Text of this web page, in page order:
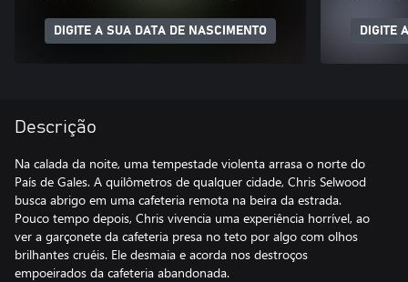
DIGITE A SUA DATA DE NASCIMENTO DIGITE
Descrição
Na calada da noite, uma tempestade violenta arrasa o norte do
País de Gales. A quilômetros de qualquer cidade, Chris Selwood
busca abrigo em uma cafeteria remota na beira da estrada.
Pouco tempo depois, Chris vivencia uma experiência horrível, ao
ver a garçonete da cafeteria presa no teto por algo com olhos
brilhantes cruéis. Ele desmaia e acorda nos destroços
empoeirados da cafeteria abandonada.